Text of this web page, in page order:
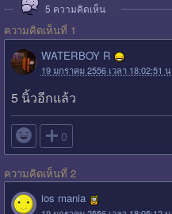
5 ความคิดเห็น
ความคิดเห็นที่ 1
WATERBOY R
19 มกราคม 2556 เวลา 18:02:51 น.
5 นิ้วอีกแล้ว
 0
ความคิดเห็นที่ 2
ios mania